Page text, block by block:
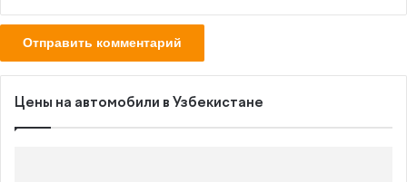
Цены на автомобили в Узбекистане